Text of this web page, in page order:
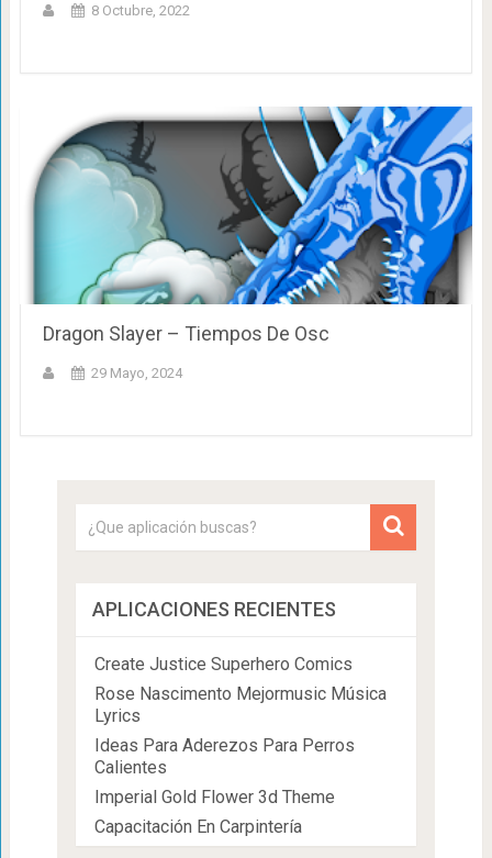
8 Octubre, 2022
Dragon Slayer – Tiempos De Osc
29 Mayo, 2024
APLICACIONES RECIENTES
Create Justice Superhero Comics
Rose Nascimento Mejormusic Música
Lyrics
Ideas Para Aderezos Para Perros
Calientes
Imperial Gold Flower 3d Theme
Capacitación En Carpintería